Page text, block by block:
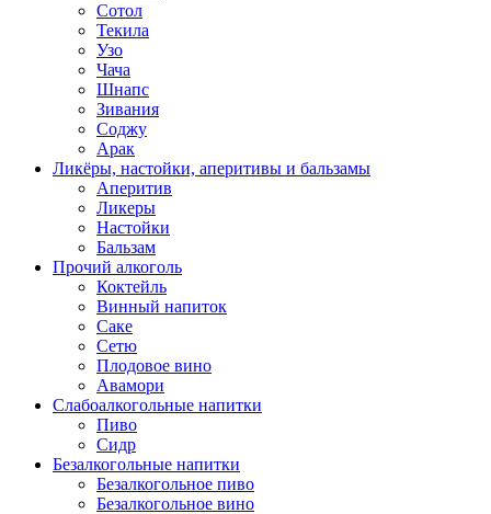
Сотол
Текила
Узо
Чача
Шнапс
Зивания
Соджу
Арак
Ликёры, настойки, аперитивы и бальзамы
Аперитив
Ликеры
Настойки
Бальзам
Прочий алкоголь
Коктейль
Винный напиток
Саке
Сетю
Плодовое вино
Авамори
Слабоалкогольные напитки
Пиво
Сидр
Безалкогольные напитки
Безалкогольное пиво
Безалкогольное вино